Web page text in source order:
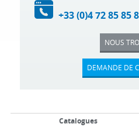
+33 (0)4 72 85 85
NOUS
DEMANDE DE
Catalogues